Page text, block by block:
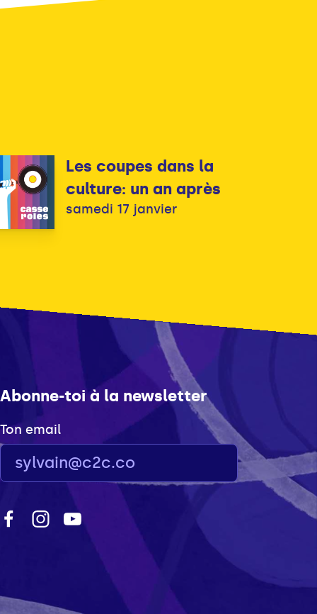
Les coupes dans la
culture: un an après
samedi 17 janvier
Abonne-toi à la newsletter
Ton email